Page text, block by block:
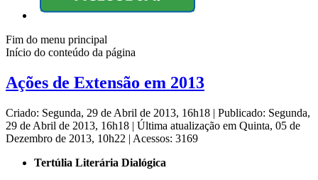
Fim do menu principal
Início do conteúdo da página
Ações de Extensão em 2013
Criado: Segunda, 29 de Abril de 2013, 16h18 | Publicado: Segunda,
29 de Abril de 2013, 16h18 | Última atualização em Quinta, 05 de
Dezembro de 2013, 10h22 | Acessos: 3169
Tertúlia Literária Dialógica